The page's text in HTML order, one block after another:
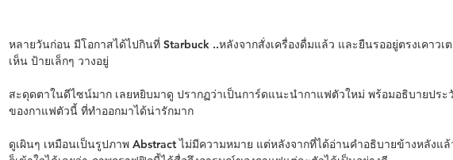
หลายวันก่อน มีโอกาสได้ไปกินที่ Starbuck ..หลังจากสั่งเครื่องดื่มแล้ว และยืนรออยู่ตรงเคาวเ
เห็น ป้ายเล็กๆ วางอยู่
สะดุดตาในดีไซน์มาก เลยหยิบมาดู ปรากฏว่าเป็นการ์ดแนะนำกาแฟตัวใหม่ พร้อมอธิบายประ
ของกาแฟตัวนี้ ที่ทำออกมาได้น่ารักมาก
ดูเผินๆ เหมือนเป็นรูปภาพ Abstract ไม่มีความหมาย แต่หลังจากที่ได้อ่านคำอธิบายข้างหลังแล้